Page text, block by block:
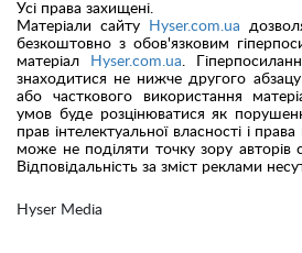
Hyser Media
Усі права захищені.
Матеріали сайту
Hyser.com.ua
безкоштовно з обов'язковим
матеріал
Hyser.com.ua.
знаходитися не нижче другого
або часткового використання
умов буде розцінюватися як
прав інтелектуальної власності і
може не поділяти точку зору авторів
Відповідальність за зміст реклами